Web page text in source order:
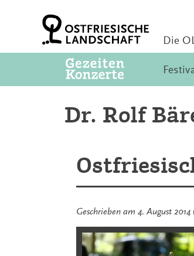
Die
Dr. Rolf
Geschrieben am 4. August 2014